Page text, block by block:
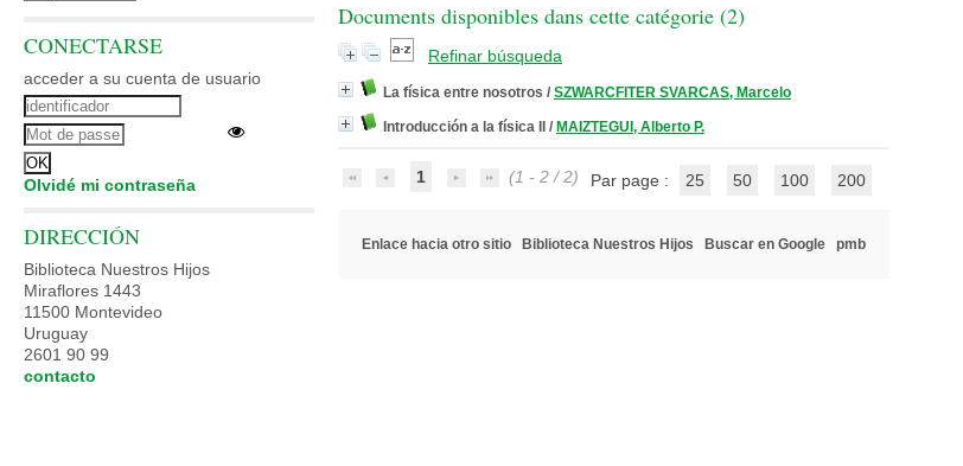
Documents disponibles dans cette catégorie (2)
Refinar búsqueda
La física entre nosotros / SZWARCFITER SVARCAS, Marcelo
Introducción a la física II / MAIZTEGUI, Alberto P.
1 (1 - 2 / 2) Par page : 25 50 100 200
Enlace hacia otro sitio Biblioteca Nuestros Hijos Buscar en Google pmb
CONECTARSE
acceder a su cuenta de usuario
Olvidé mi contraseña
DIRECCIÓN
Biblioteca Nuestros Hijos
Miraflores 1443
11500 Montevideo
Uruguay
2601 90 99
contacto